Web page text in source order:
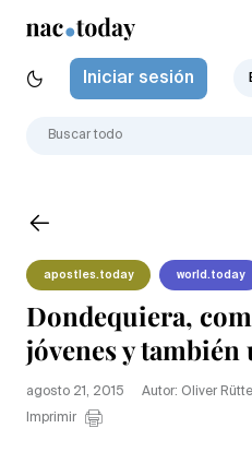
Iniciar sesión
apostles.today world.today
Dondequiera,
jóvenes y
agosto 21, 2015
Autor: Oliver
Imprimir